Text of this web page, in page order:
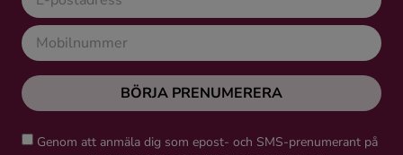
BÖRJA PRENUMERERA
Genom att anmäla dig som epost- och SMS-prenumerant på